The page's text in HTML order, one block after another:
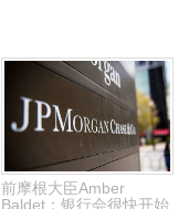
前摩根大臣Amber
Baldet：银行会很快开始